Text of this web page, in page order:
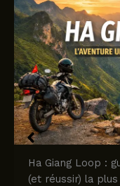
Ha Giang Loop :
(et réussir) la